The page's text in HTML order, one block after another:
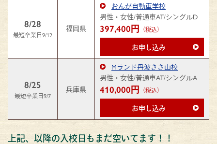
8/28
最短卒業日9/12
福岡県
おんが自動車学校
男性・女性/普通車AT/シングルD
397,400円 （税込）
お申し込み
8/25
最短卒業日9/7
兵庫県
Mランド丹波ささ山校
男性・女性/普通車AT/シングルA
410,000円 （税込）
お申し込み
上記、以降の入校日もまだ空いてます！！